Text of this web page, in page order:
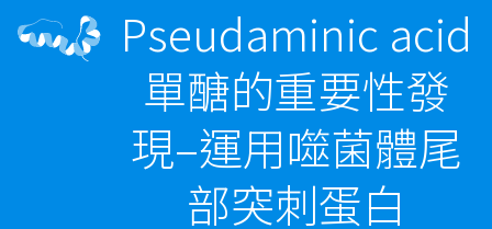
Pseudaminic acid
單醣的重要性發
現–運用噬菌體尾
部突刺蛋白